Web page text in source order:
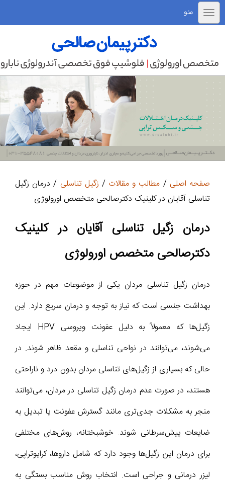
منو
صفحه اصلی / مطالب و مقالات / زگیل تناسلی / درمان زگیل
تناسلی آقایان در کلینیک دکترصالحی متخصص اورولوژی
درمان زگیل تناسلی آقایان در کلینیک
دکترصالحی متخصص اورولوژی
درمان زگیل تناسلی مردان یکی از موضوعات مهم در حوزه
بهداشت جنسی است که نیاز به توجه و درمان سریع دارد. این
زگیل‌ها که معمولاً به دلیل عفونت ویروسی HPV ایجاد
می‌شوند، می‌توانند در نواحی تناسلی و مقعد ظاهر شوند. در
حالی که بسیاری از زگیل‌های تناسلی مردان بدون درد و ناراحتی
هستند، در صورت عدم درمان زگیل تناسلی در مردان، می‌توانند
منجر به مشکلات جدی‌تری مانند گسترش عفونت یا تبدیل به
ضایعات پیش‌سرطانی شوند. خوشبختانه، روش‌های مختلفی
برای درمان این زگیل‌ها وجود دارد که شامل داروها، کرایوتراپی،
لیزر درمانی و جراحی است. انتخاب روش مناسب بستگی به